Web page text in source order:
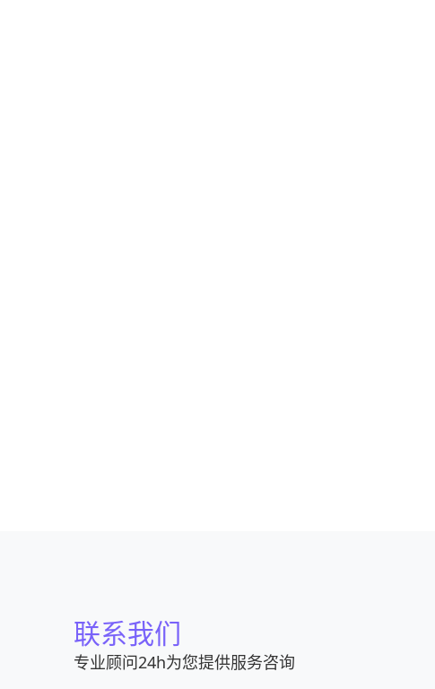
联系我们
专业顾问24h为您提供服务咨询